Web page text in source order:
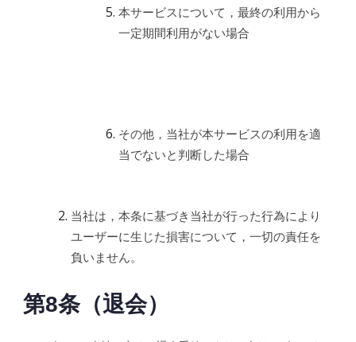
本サービスについて，最終の利用から
一定期間利用がない場合
その他，当社が本サービスの利用を適
当でないと判断した場合
当社は，本条に基づき当社が行った行為により
ユーザーに生じた損害について，一切の責任を
負いません。
第8条（退会）